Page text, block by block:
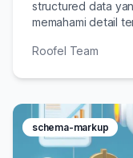
structured data
memahami detail
Roofel Team
schema-markup